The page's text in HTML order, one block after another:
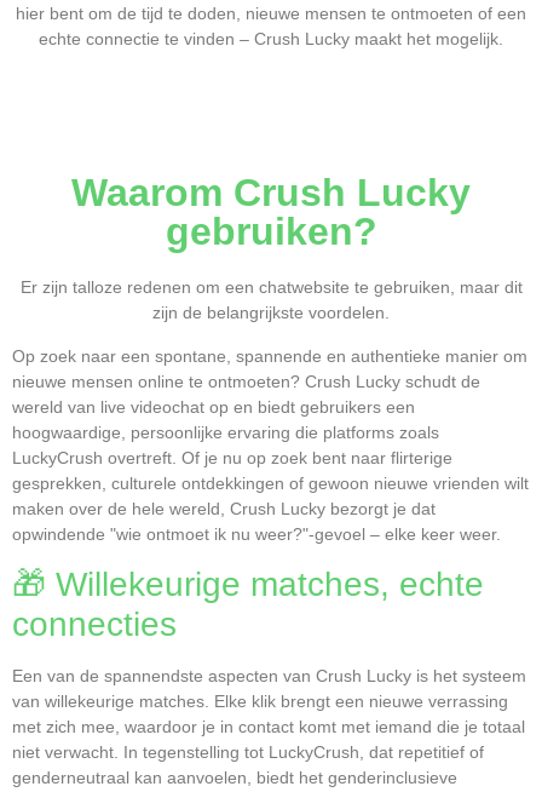
hier bent om de tijd te doden, nieuwe mensen te ontmoeten of een
echte connectie te vinden – Crush Lucky maakt het mogelijk.
Waarom Crush Lucky
gebruiken?
Er zijn talloze redenen om een chatwebsite te gebruiken, maar dit
zijn de belangrijkste voordelen.
Op zoek naar een spontane, spannende en authentieke manier om
nieuwe mensen online te ontmoeten? Crush Lucky schudt de
wereld van live videochat op en biedt gebruikers een
hoogwaardige, persoonlijke ervaring die platforms zoals
LuckyCrush overtreft. Of je nu op zoek bent naar flirterige
gesprekken, culturele ontdekkingen of gewoon nieuwe vrienden wilt
maken over de hele wereld, Crush Lucky bezorgt je dat
opwindende "wie ontmoet ik nu weer?"-gevoel – elke keer weer.
🎁 Willekeurige matches, echte
connecties
Een van de spannendste aspecten van Crush Lucky is het systeem
van willekeurige matches. Elke klik brengt een nieuwe verrassing
met zich mee, waardoor je in contact komt met iemand die je totaal
niet verwacht. In tegenstelling tot LuckyCrush, dat repetitief of
genderneutraal kan aanvoelen, biedt het genderinclusieve